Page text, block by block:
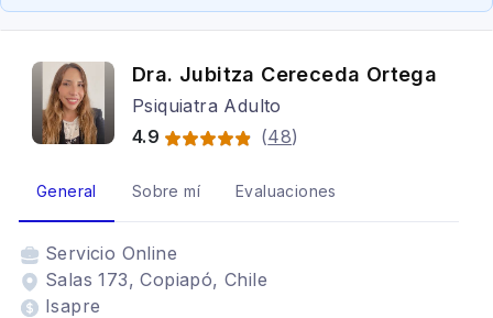
Dra. Jubitza Cereceda Ortega
Psiquiatra Adulto
4.9
(48)
General Sobre mí Evaluaciones
Servicio Online
Salas 173, Copiapó, Chile
Isapre